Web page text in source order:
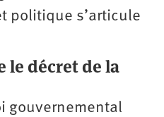
politique s’articule
décret de la
gouvernemental